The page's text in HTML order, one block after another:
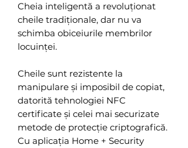
Cheia inteligentă a revoluționat
cheile tradiționale, dar nu va
schimba obiceiurile membrilor
locuinței.
Cheile sunt rezistente la
manipulare și imposibil de copiat,
datorită tehnologiei NFC
certificate și celei mai securizate
metode de protecție criptografică.
Cu aplicația Home + Security